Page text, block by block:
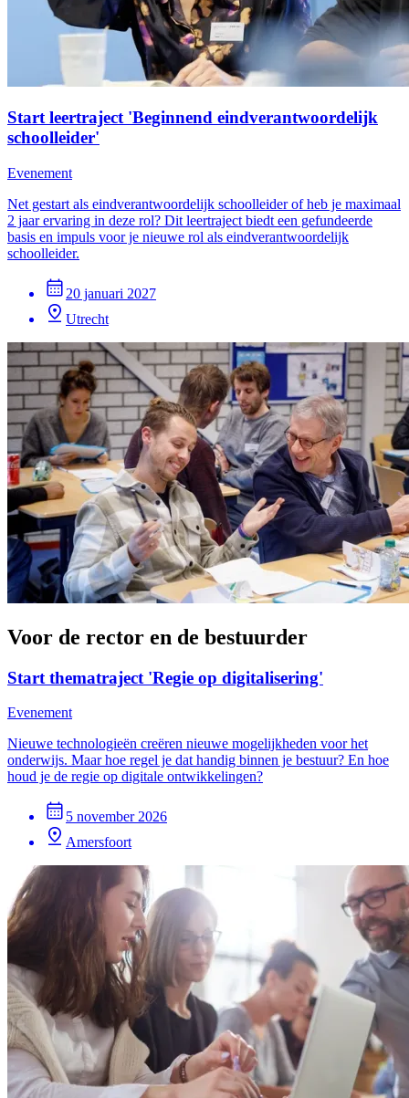
Start leertraject 'Beginnend eindverantwoordelijk
schoolleider'
Evenement
Net gestart als eindverantwoordelijk schoolleider of heb je maximaal
2 jaar ervaring in deze rol? Dit leertraject biedt een gefundeerde
basis en impuls voor je nieuwe rol als eindverantwoordelijk
schoolleider.
20 januari 2027
Utrecht
Voor de rector en de bestuurder
Start thematraject 'Regie op digitalisering'
Evenement
Nieuwe technologieën creëren nieuwe mogelijkheden voor het
onderwijs. Maar hoe regel je dat handig binnen je bestuur? En hoe
houd je de regie op digitale ontwikkelingen?
5 november 2026
Amersfoort